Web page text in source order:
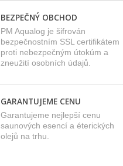
BEZPEČNÝ OBCHOD
PM Aqualog je šifrován
bezpečnostním SSL certifikátem
proti nebezpečným útokúm a
zneužití osobních údajů.
GARANTUJEME CENU
Garantujeme nejlepší cenu
saunových esencí a éterických
olejů na trhu.